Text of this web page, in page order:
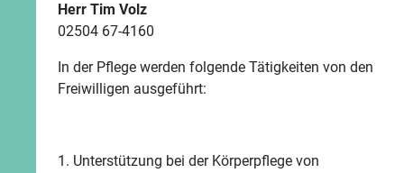
Herr Tim Volz
02504 67-4160
In der Pflege werden folgende Tätigkeiten von den
Freiwilligen ausgeführt:
1. Unterstützung bei der Körperpflege von